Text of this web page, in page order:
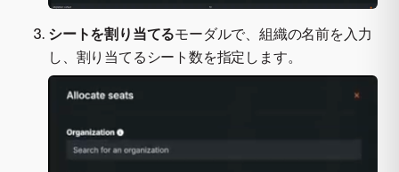
シートを割り当てるモーダルで、組織の名前を入力
し、割り当てるシート数を指定します。